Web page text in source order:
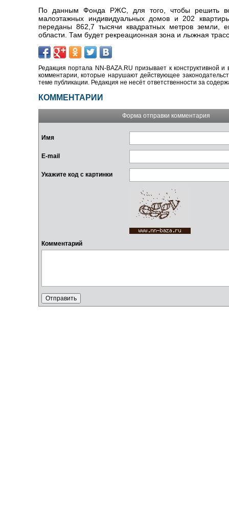
По данным Фонда РЖС, для того, чтобы решить
малоэтажных индивидуальных домов и 202
переданы 862,7 тысячи квадратных метров земли,
области. Там будет рекреационная зона и лыжная
Редакция портала NN-BAZA.RU призывает к конструктивной
комментарии, которые нарушают действующее
теме публикации. Редакция не несёт ответственности за
КОММЕНТАРИИ
Форма отправки комментария
Имя
E-mail
Укажите код с картинки
Комментарий